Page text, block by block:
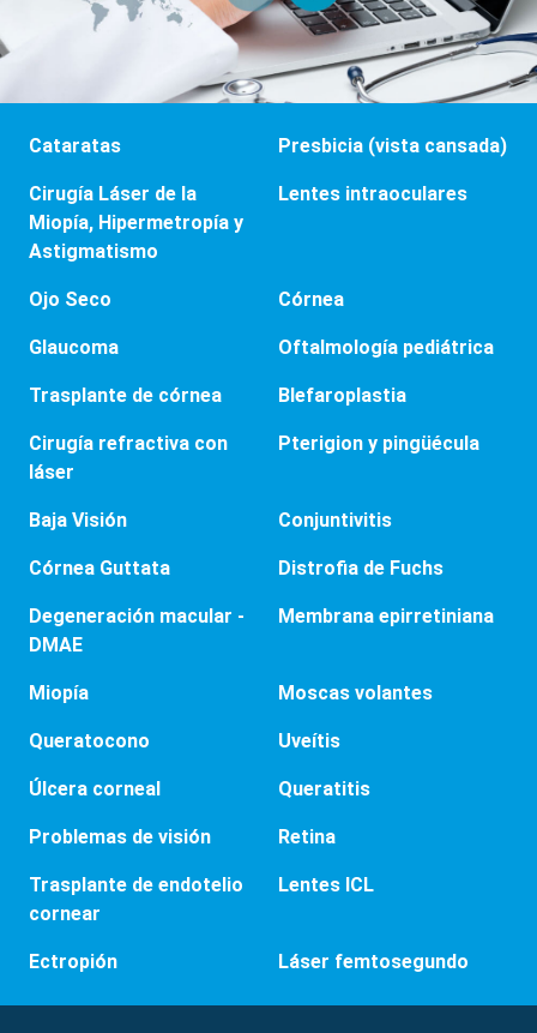
Cataratas Presbicia (vista cansada)
Cirugía Láser de la
Miopía, Hipermetropía y
Astigmatismo
Lentes intraoculares
Ojo Seco Córnea
Glaucoma Oftalmología pediátrica
Trasplante de córnea Blefaroplastia
Cirugía refractiva con
láser
Pterigion y pingüécula
Baja Visión Conjuntivitis
Córnea Guttata Distrofia de Fuchs
Degeneración macular -
DMAE
Membrana epirretiniana
Miopía Moscas volantes
Queratocono Uveítis
Úlcera corneal Queratitis
Problemas de visión Retina
Trasplante de endotelio
cornear
Lentes ICL
Ectropión Láser femtosegundo